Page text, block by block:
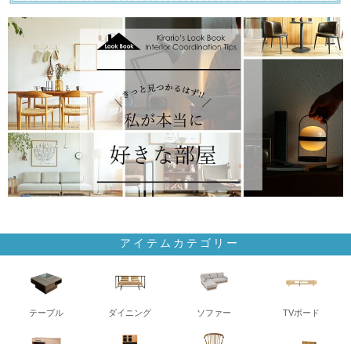
アイテムカテゴリー
テーブル ダイニング ソファー TVボード